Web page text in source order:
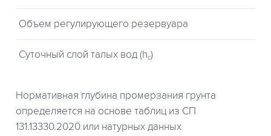
Объем регулирующего резервуара
Суточный слой талых вод (hc)
Нормативная глубина промерзания грунта
определяется на основе таблиц из СП
131.13330.2020 или натурных данных